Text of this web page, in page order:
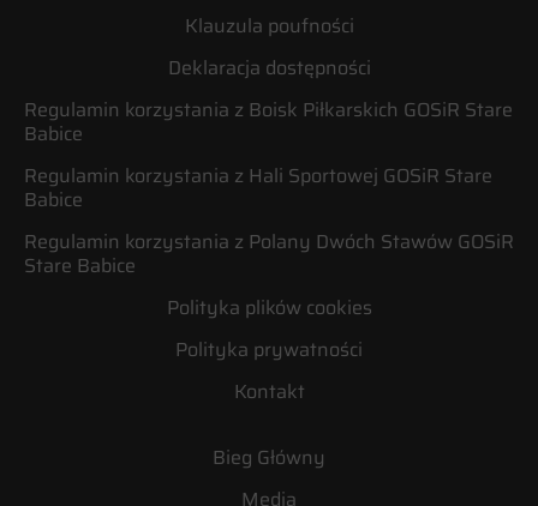
Klauzula poufności
Deklaracja dostępności
Regulamin korzystania z Boisk Piłkarskich GOSiR Stare
Babice
Regulamin korzystania z Hali Sportowej GOSiR Stare
Babice
Regulamin korzystania z Polany Dwóch Stawów GOSiR
Stare Babice
Polityka plików cookies
Polityka prywatności
Kontakt
Bieg Główny
Media